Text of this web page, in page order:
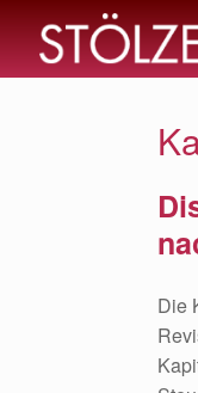
springen
Die